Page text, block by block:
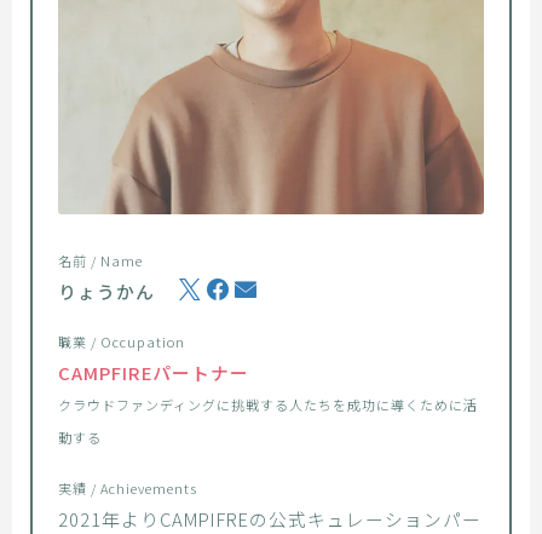
名前 / Name
りょうかん
職業 / Occupation
CAMPFIREパートナー
クラウドファンディングに挑戦する人たちを成功に導くために活
動する
実績 / Achievements
2021年よりCAMPIFREの公式キュレーションパー